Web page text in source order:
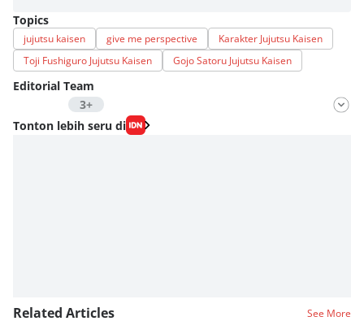
Topics
jujutsu kaisen give me perspective
Karakter Jujutsu Kaisen
Toji Fushiguro Jujutsu Kaisen
Gojo Satoru Jujutsu Kaisen
Editorial Team
3+
Editor
Fahrul Razi Uni Nurullah
Tonton lebih seru di
Related Articles See More